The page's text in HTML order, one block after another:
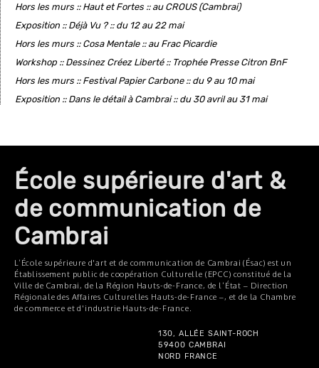
Hors les murs :: Haut et Fortes :: au CROUS (Cambrai)
Exposition :: Déjà Vu ? :: du 12 au 22 mai
Hors les murs :: Cosa Mentale :: au Frac Picardie
Workshop :: Dessinez Créez Liberté :: Trophée Presse Citron BnF
Hors les murs :: Festival Papier Carbone :: du 9 au 10 mai
Exposition :: Dans le détail à Cambrai :: du 30 avril au 31 mai
École supérieure d'art &
de communication de
Cambrai
L’École supérieure d'art et de communication de Cambrai (Ésac) est un
Établissement public de coopération Culturelle (EPCC) constitué de la
Ville de Cambrai, de la Région Hauts-de-France, de l’État – Direction
Régionale des Affaires Culturelles Hauts-de-France –, et de la Chambre
de commerce et d'industrie Hauts-de-France.
130, ALLÉE SAINT-ROCH
59400 CAMBRAI
NORD FRANCE